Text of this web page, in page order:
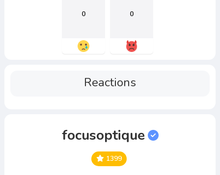
0 0
Reactions
focusoptique
1399